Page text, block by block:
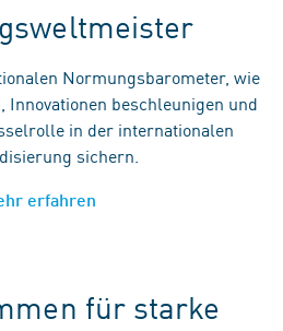
Normungsbarometer, wie
beschleunigen und
in der internationalen
sichern.
erfahren
für starke